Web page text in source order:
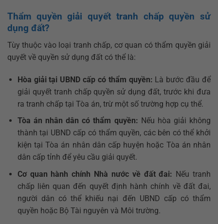
Thẩm quyền giải quyết tranh chấp quyền sử
dụng đất?
Tùy thuộc vào loại tranh chấp, cơ quan có thẩm quyền giải
quyết về quyền sử dụng đất có thể là:
Hòa giải tại UBND cấp có thẩm quyền: Là bước đầu để
giải quyết tranh chấp quyền sử dụng đất, trước khi đưa
ra tranh chấp tại Tòa án, trừ một số trường hợp cụ thể.
Tòa án nhân dân có thẩm quyền: Nếu hòa giải không
thành tại UBND cấp có thẩm quyền, các bên có thể khởi
kiện tại Tòa án nhân dân cấp huyện hoặc Tòa án nhân
dân cấp tỉnh để yêu cầu giải quyết.
Cơ quan hành chính Nhà nước về đất đai: Nếu tranh
chấp liên quan đến quyết định hành chính về đất đai,
người dân có thể khiếu nại đến UBND cấp có thẩm
quyền hoặc Bộ Tài nguyên và Môi trường.